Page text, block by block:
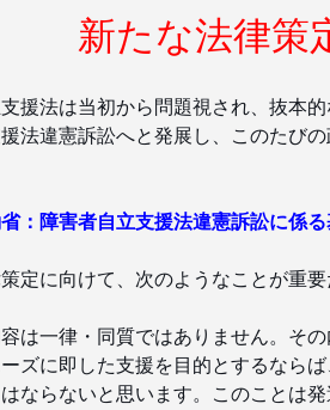
新たな法律策
援法は当初から問題視され、抜本
法違憲訴訟へと発展し、このたび
：障害者自立支援法違憲訴訟に係
定に向けて、次のようなことが重要
は一律・同質ではありません。そ
ズに即した支援を目的とするなら
ならないと思います。このことは